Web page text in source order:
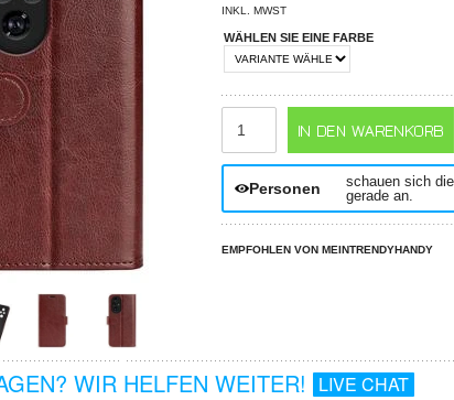
INKL. MWST
WÄHLEN SIE EINE FARBE
Personen
schauen sich
gerade an.
EMPFOHLEN VON MEINTRENDYHANDY
WIR HELFEN WEITER! LIVE CHAT